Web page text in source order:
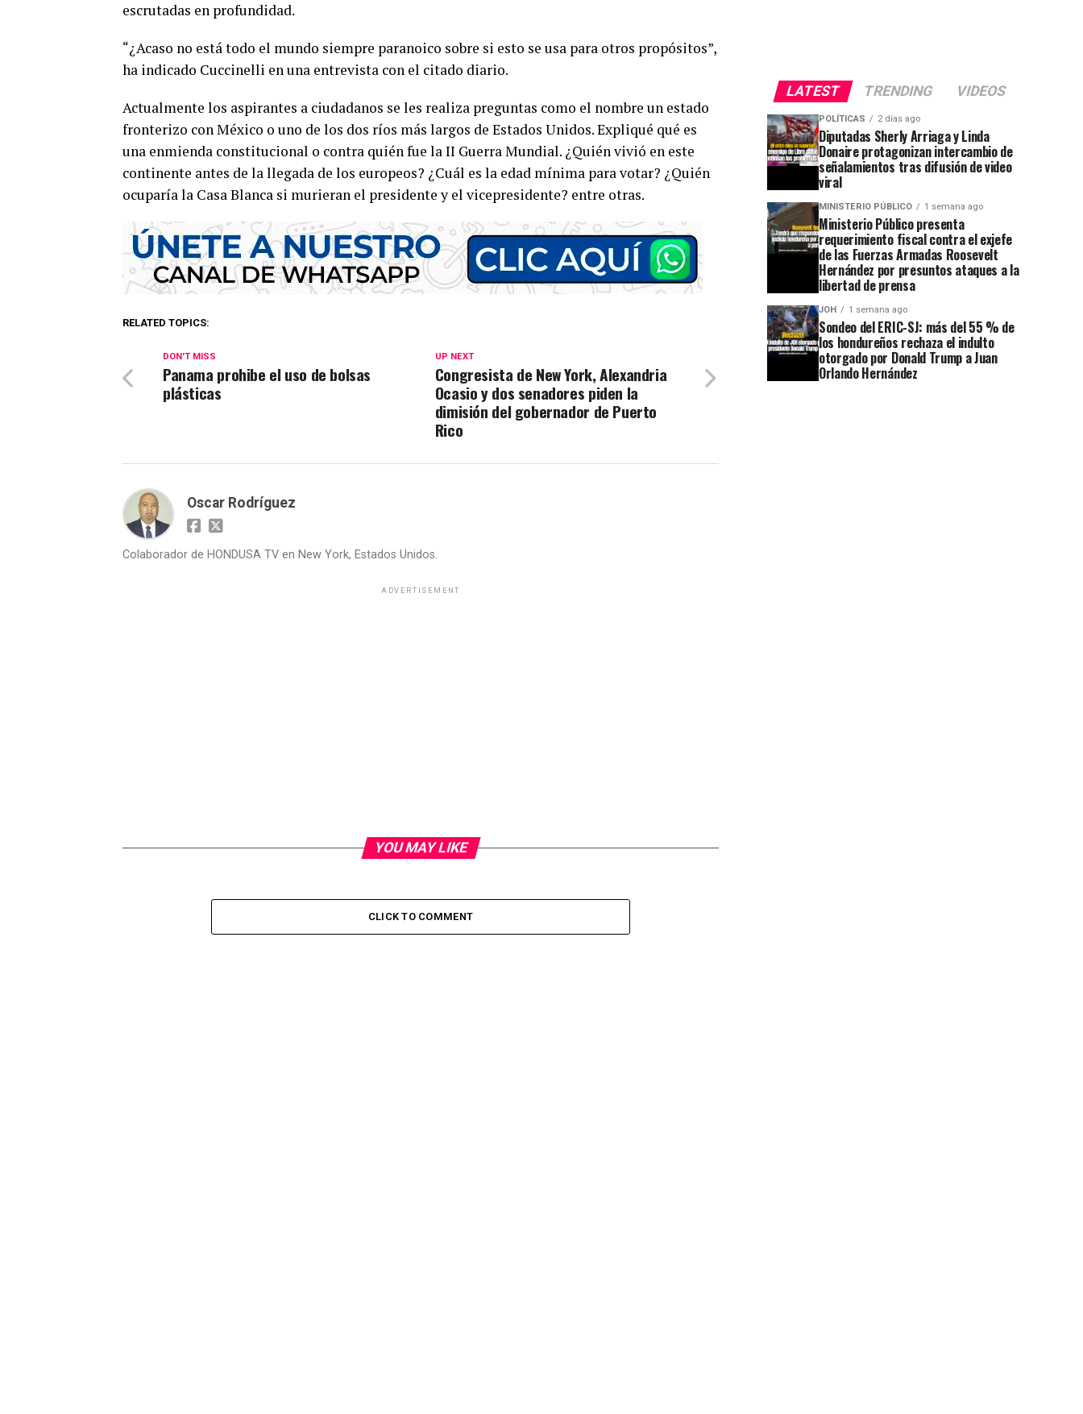
escrutadas en profundidad.
“¿Acaso no está todo el mundo siempre paranoico sobre si esto se usa para otros propósitos”,
ha indicado Cuccinelli en una entrevista con el citado diario.
Actualmente los aspirantes a ciudadanos se les realiza preguntas como el nombre un estado
fronterizo con México o uno de los dos ríos más largos de Estados Unidos. Expliqué qué es
una enmienda constitucional o contra quién fue la II Guerra Mundial. ¿Quién vivió en este
continente antes de la llegada de los europeos? ¿Cuál es la edad mínima para votar? ¿Quién
ocuparía la Casa Blanca si murieran el presidente y el vicepresidente? entre otras.
RELATED TOPICS:
UP NEXT
Congresista de New York, Alexandria
Ocasio y dos senadores piden la
dimisión del gobernador de Puerto
Rico
DON'T MISS
Panama prohibe el uso de bolsas
plásticas
Oscar Rodríguez
Colaborador de HONDUSA TV en New York, Estados Unidos.
ADVERTISEMENT
YOU MAY LIKE
CLICK TO COMMENT
LATEST TRENDING VIDEOS
POLÍTICAS 2 días ago
Diputadas Sherly Arriaga y Linda
Donaire protagonizan intercambio de
señalamientos tras difusión de video
viral
MINISTERIO PÚBLICO 1 semana ago
Ministerio Público presenta
requerimiento fiscal contra el exjefe
de las Fuerzas Armadas Roosevelt
Hernández por presuntos ataques a la
libertad de prensa
JOH 1 semana ago
Sondeo del ERIC-SJ: más del 55 % de
los hondureños rechaza el indulto
otorgado por Donald Trump a Juan
Orlando Hernández